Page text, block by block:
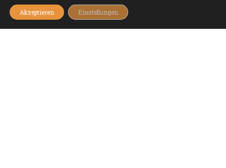
Akzeptieren Einstellungen